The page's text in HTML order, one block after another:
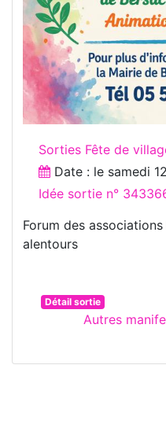
Sorties Fête de
Date : le samedi
Idée sortie n°
Forum des
alentours
Détail sortie
Autres